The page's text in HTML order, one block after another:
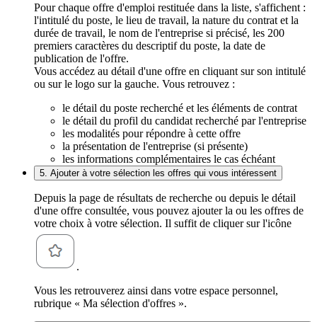
Pour chaque offre d'emploi restituée dans la liste, s'affichent :
l'intitulé du poste, le lieu de travail, la nature du contrat et la
durée de travail, le nom de l'entreprise si précisé, les 200
premiers caractères du descriptif du poste, la date de
publication de l'offre.
Vous accédez au détail d'une offre en cliquant sur son intitulé
ou sur le logo sur la gauche. Vous retrouvez :
le détail du poste recherché et les éléments de contrat
le détail du profil du candidat recherché par l'entreprise
les modalités pour répondre à cette offre
la présentation de l'entreprise (si présente)
les informations complémentaires le cas échéant
5. Ajouter à votre sélection les offres qui vous intéressent
Depuis la page de résultats de recherche ou depuis le détail
d'une offre consultée, vous pouvez ajouter la ou les offres de
votre choix à votre sélection. Il suffit de cliquer sur l'icône
.
Vous les retrouverez ainsi dans votre espace personnel,
rubrique « Ma sélection d'offres ».